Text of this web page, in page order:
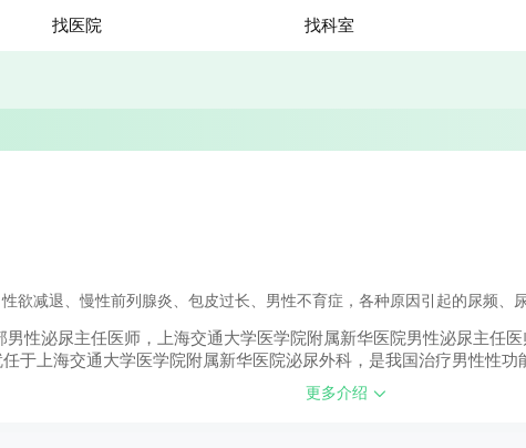
找医院 找科室
欲减退、慢性前列腺炎、包皮过长、男性不育症，各种原因引起的尿频、
性泌尿主任医师，上海交通大学医学院附属新华医院男性泌尿主
于上海交通大学医学院附属新华医院泌尿外科，是我国治疗男性性
、性传播疾病及女性排尿异常等的诊治具有丰富的临床经验，尤其擅
术科研攻关，在国家级杂志发表各种论文多篇。
更多介绍